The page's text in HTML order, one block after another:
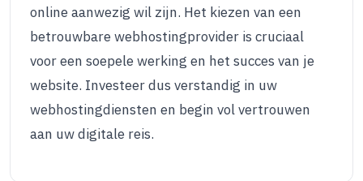
online aanwezig wil zijn. Het kiezen van een
betrouwbare webhostingprovider is cruciaal
voor een soepele werking en het succes van je
website. Investeer dus verstandig in uw
webhostingdiensten en begin vol vertrouwen
aan uw digitale reis.